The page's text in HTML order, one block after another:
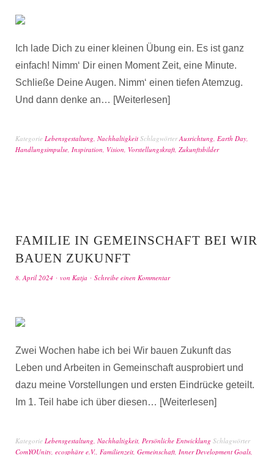
Ich lade Dich zu einer kleinen Übung ein. Es ist ganz
einfach! Nimm‘ Dir einen Moment Zeit, eine Minute.
Schließe Deine Augen. Nimm‘ einen tiefen Atemzug.
Und dann denke an… Weiterlesen
Kategorie Lebensgestaltung, Nachhaltigkeit SchlagwörterAusrichtung, Earth Day,
Handlungsimpulse, Inspiration, Vision, Vorstellungskraft, Zukunftsbilder
FAMILIE IN GEMEINSCHAFT BEI WIR
BAUEN ZUKUNFT
8. April 2024 von Katja Schreibe einen Kommentar
Zwei Wochen habe ich bei Wir bauen Zukunft das
Leben und Arbeiten in Gemeinschaft ausprobiert und
dazu meine Vorstellungen und ersten Eindrücke geteilt.
Im 1. Teil habe ich über diesen… Weiterlesen
Kategorie Lebensgestaltung, Nachhaltigkeit, Persönliche Entwicklung Schlagwörter
ComYOUnity, ecosphäre e.V., Familienzeit, Gemeinschaft, Inner Development Goals,